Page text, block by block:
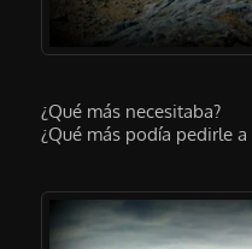
¿Qué más necesitaba?
¿Qué más podía pedirle a